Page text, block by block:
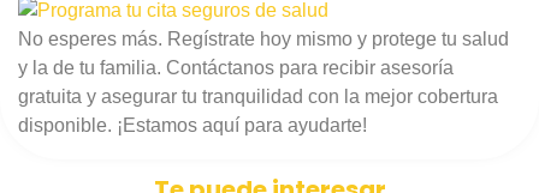
No esperes más. Regístrate hoy mismo y protege tu salud
y la de tu familia. Contáctanos para recibir asesoría
gratuita y asegurar tu tranquilidad con la mejor cobertura
disponible. ¡Estamos aquí para ayudarte!